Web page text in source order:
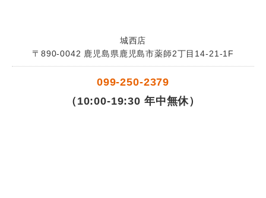
城西店
〒890-0042 鹿児島県鹿児島市薬師2丁目14-21-1F
099-250-2379
（10:00-19:30 年中無休）